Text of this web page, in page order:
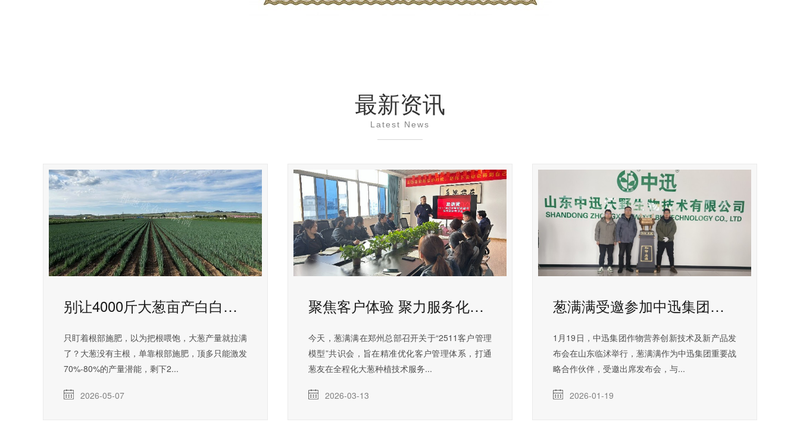
最新资讯
Latest News
别让4000斤大葱亩产白白流失！氨基酸钙镁对大葱的增产作用
只盯着根部施肥，以为把根喂饱，大葱产量就拉满
了？大葱没有主根，单靠根部施肥，顶多只能激发
70%-80%的产量潜能，剩下2...
2026-05-07
聚焦客户体验 聚力服务化升级 葱满满召开2511客户管理系统搭建共识会
今天，葱满满在郑州总部召开关于“2511客户管理
模型”共识会，旨在精准优化客户管理体系，打通
葱友在全程化大葱种植技术服务...
2026-03-13
葱满满受邀参加中迅集团全新技术和产品发布会
1月19日，中迅集团作物营养创新技术及新产品发
布会在山东临沭举行，葱满满作为中迅集团重要战
略合作伙伴，受邀出席发布会，与...
2026-01-19